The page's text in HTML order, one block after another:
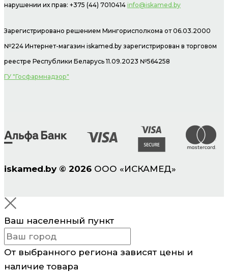
нарушении их прав: +375 (44) 7010414 info@iskamed.by
Зарегистрировано решением Мингорисполкома от 06.03.2000
№224 Интернет-магазин iskamed.by зарегистрирован в торговом
реестре Республики Беларусь 11.09.2023 №564258
ГУ "Госфармнадзор"
iskamed.by © 2026 ООО «ИСКАМЕД»
Ваш населенный пункт
От выбранного региона зависят цены и
наличие товара